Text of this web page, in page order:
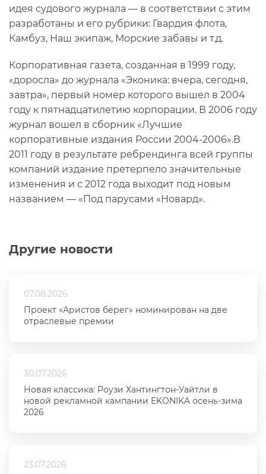
Другие новости
07.08.2026
Проект «Аристов берег» номинирован на две
отраслевые премии
30.07.2026
Новая классика: Роузи Хантингтон-Уайтли в
новой рекламной кампании EKONIKA осень-зима
2026
23.07.2026
идея судового журнала — в соответствии с этим
разработаны и его рубрики: Гвардия флота,
Камбуз, Наш экипаж, Морские забавы и т.д.
Корпоративная газета, созданная в 1999 году,
«доросла» до журнала «Эконика: вчера, сегодня,
завтра», первый номер которого вышел в 2004
году к пятнадцатилетию корпорации. В 2006 году
журнал вошел в сборник «Лучшие
корпоративные издания России 2004-2006».В
2011 году в результате ребрендинга всей группы
компаний издание претерпело значительные
изменения и с 2012 года выходит под новым
названием — «Под парусами «Новард».